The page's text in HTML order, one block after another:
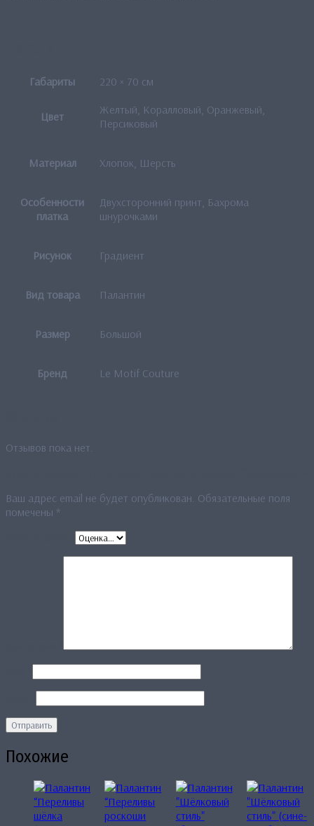
Габариты 220 × 70 см
Цвет
Желтый, Коралловый, Оранжевый,
Персиковый
Материал Хлопок, Шерсть
Особенности
платка
Двухсторонний принт, Бахрома
шнурочками
Рисунок Градиент
Вид товара Палантин
Размер Большой
Бренд Le Motif Couture
Отзывов пока нет.
Ваш адрес email не будет опубликован. Обязательные поля
помечены *
Похожие